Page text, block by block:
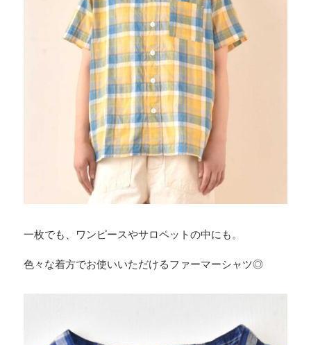
一枚でも、ワンピースやサロペットの中にも。
色々な着方でお使いいただけるファーマーシャツ◎